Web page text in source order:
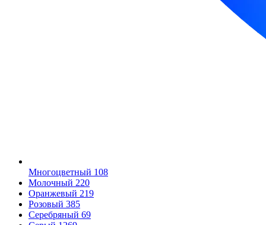
Многоцветный 108
Молочный 220
Оранжевый 219
Розовый 385
Серебряный 69